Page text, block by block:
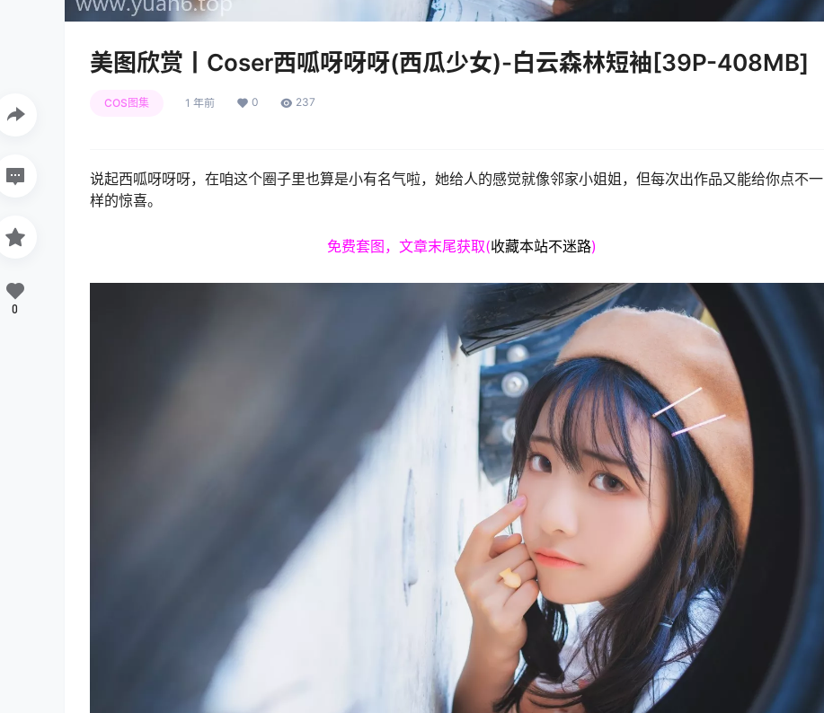
美图欣赏丨Coser西呱呀呀呀(西瓜少女)-白云森林短袖[39P-408MB]
COS图集 1 年前 0 237
说起西呱呀呀呀，在咱这个圈子里也算是小有名气啦，她给人的感觉就像邻家小姐姐，但每次出作品又能给你点不一
样的惊喜。
免费套图，文章末尾获取(收藏本站不迷路)
0